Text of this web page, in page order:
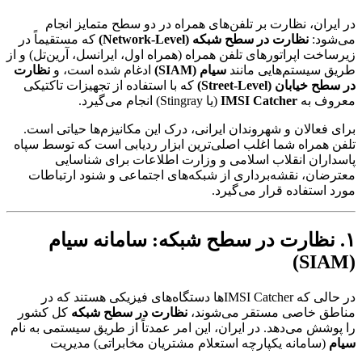
در ایران، نظارت بر تلفن‌های همراه در دو سطح متمایز انجام
می‌شود: نظارت در سطح شبکه (Network-Level)
که مستقیماً در
زیرساخت اپراتورهای تلفن همراه (همراه اول، ایرانسل، آرین‌تل) و از
طریق سیستم‌هایی مانند سیام (SIAM) ادغام شده است، و نظارت
در سطح خیابان (Street-Level)
که با استفاده از تجهیزات تاکتیکی
معروف به IMSI Catcher (یا Stingray) انجام می‌گیرد.
برای فعالان و شهروندان ایرانی، درک این مکانیزم‌ها حیاتی است.
تلفن همراه شما اغلب اصلی‌ترین ابزار ردیابی است که توسط سپاه
پاسداران انقلاب اسلامی و وزارت اطلاعات برای شناسایی
معترضان، نقشه‌برداری از شبکه‌های اجتماعی و شنود ارتباطات
مورد استفاده قرار می‌گیرد.
۱. نظارت در سطح شبکه: سامانه سیام
(SIAM)
در حالی که IMSI Catcherها دستگاه‌های فیزیکی هستند که در
مناطق خاصی مستقر می‌شوند، نظارت در سطح شبکه کل کشور
را پوشش می‌دهد. در ایران، این امر عمدتاً از طریق سیستمی به نام
سیام (سامانه یکپارچه استعلام مشتریان مخابراتی) مدیریت